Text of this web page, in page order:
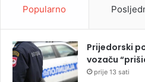
Popularno
Prijedorski
vozaču
prije 13 sati